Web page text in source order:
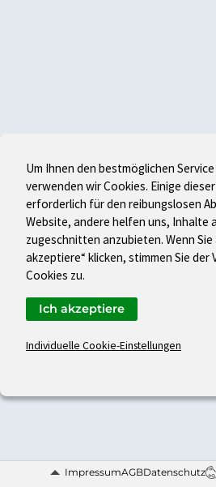
ImpressumAGBDatenschutz
Um Ihnen den bestmöglichen
verwenden wir Cookies. Einige
erforderlich für den reibungslosen
Website, andere helfen uns, Inhalte
zugeschnitten anzubieten. Wenn Sie
akzeptiere“ klicken, stimmen Sie der
Cookies zu.
Individuelle Cookie-Einstellungen
Ich akzeptiere